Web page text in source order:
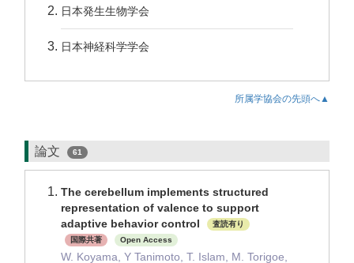
日本発生生物学会
日本神経科学学会
所属学協会の先頭へ▲
論文 61
The cerebellum implements structured
representation of valence to support
adaptive behavior control
査読有り
国際共著
Open Access
W. Koyama, Y Tanimoto, T. Islam, M. Torigoe,